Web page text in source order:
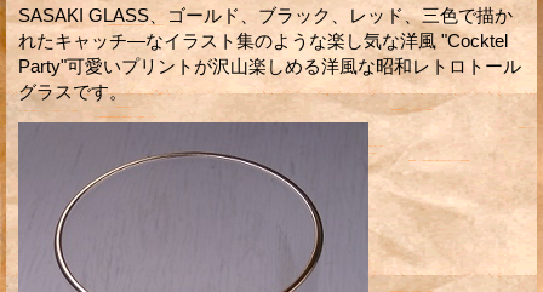
SASAKI GLASS、ゴールド、ブラック、レッド、三色で描か
れたキャッチ―なイラスト集のような楽し気な洋風 "Cocktel
Party"可愛いプリントが沢山楽しめる洋風な昭和レトロトール
グラスです。